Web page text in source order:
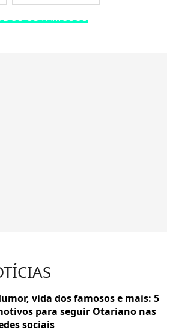
OS FAMOSOS
vida dos famosos e mais: 5
para seguir Otariano nas
sociais